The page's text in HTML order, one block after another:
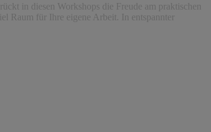
in diesen Workshops die Freude am praktischen
Raum für Ihre eigene Arbeit. In entspannter